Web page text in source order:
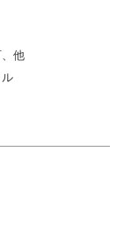
他